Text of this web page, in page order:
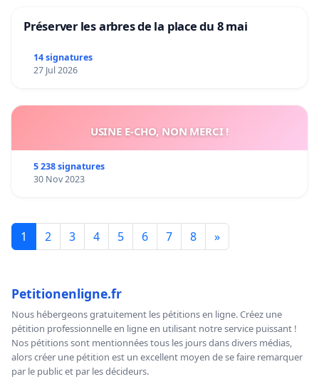
Préserver les arbres de la place du 8 mai
14 signatures
27 Jul 2026
USINE E-CHO, NON MERCI !
5 238 signatures
30 Nov 2023
1 2 3 4 5 6 7 8 »
Petitionenligne.fr
Nous hébergeons gratuitement les pétitions en ligne. Créez une
pétition professionnelle en ligne en utilisant notre service puissant !
Nos pétitions sont mentionnées tous les jours dans divers médias,
alors créer une pétition est un excellent moyen de se faire remarquer
par le public et par les décideurs.